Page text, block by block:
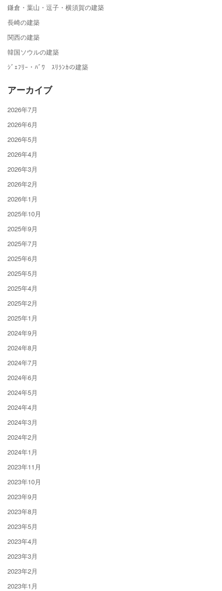
鎌倉・葉山・逗子・横須賀の建築
長崎の建築
関西の建築
韓国ソウルの建築
ｼﾞｪﾌﾘｰ・ﾊﾞﾜ ｽﾘﾗﾝｶの建築
アーカイブ
2026年7月
2026年6月
2026年5月
2026年4月
2026年3月
2026年2月
2026年1月
2025年10月
2025年9月
2025年7月
2025年6月
2025年5月
2025年4月
2025年2月
2025年1月
2024年9月
2024年8月
2024年7月
2024年6月
2024年5月
2024年4月
2024年3月
2024年2月
2024年1月
2023年11月
2023年10月
2023年9月
2023年8月
2023年5月
2023年4月
2023年3月
2023年2月
2023年1月